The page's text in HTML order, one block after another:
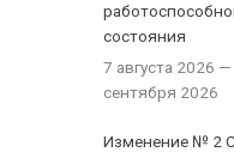
состояния
7 августа 2026 —
сентября 2026
Изменение № 2